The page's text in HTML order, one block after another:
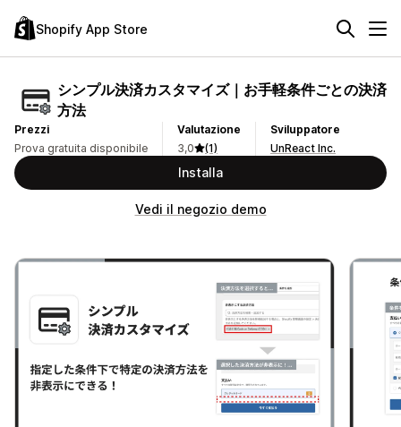
Shopify App Store
シンプル決済カスタマイズ｜お手軽条件ごとの決済
方法
Prezzi
Prova gratuita disponibile
Valutazione
3,0
(1)
Sviluppatore
UnReact Inc.
Installa
Vedi il negozio demo